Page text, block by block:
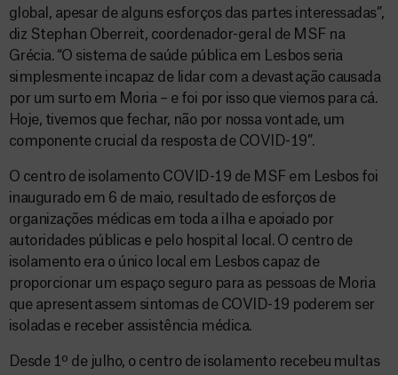
global, apesar de alguns esforços das partes interessadas”,
diz Stephan Oberreit, coordenador-geral de MSF na
Grécia. “O sistema de saúde pública em Lesbos seria
simplesmente incapaz de lidar com a devastação causada
por um surto em Moria – e foi por isso que viemos para cá.
Hoje, tivemos que fechar, não por nossa vontade, um
componente crucial da resposta de COVID-19”.
O centro de isolamento COVID-19 de MSF em Lesbos foi
inaugurado em 6 de maio, resultado de esforços de
organizações médicas em toda a ilha e apoiado por
autoridades públicas e pelo hospital local. O centro de
isolamento era o único local em Lesbos capaz de
proporcionar um espaço seguro para as pessoas de Moria
que apresentassem sintomas de COVID-19 poderem ser
isoladas e receber assistência médica.
Desde 1º de julho, o centro de isolamento recebeu multas